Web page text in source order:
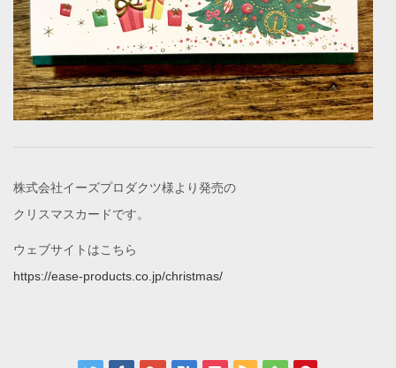
株式会社イーズプロダクツ様より発売の
クリスマスカードです。
ウェブサイトはこちら
https://ease-products.co.jp/christmas/